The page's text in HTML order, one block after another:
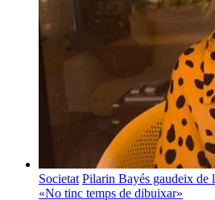
Societat Pilarin Bayés gaudeix de
«No tinc temps de dibuixar»